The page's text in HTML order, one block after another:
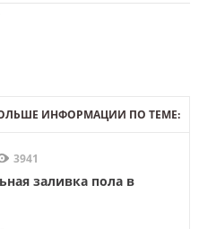
ИНФОРМАЦИИ ПО ТЕМЕ:
3941
заливка пола в